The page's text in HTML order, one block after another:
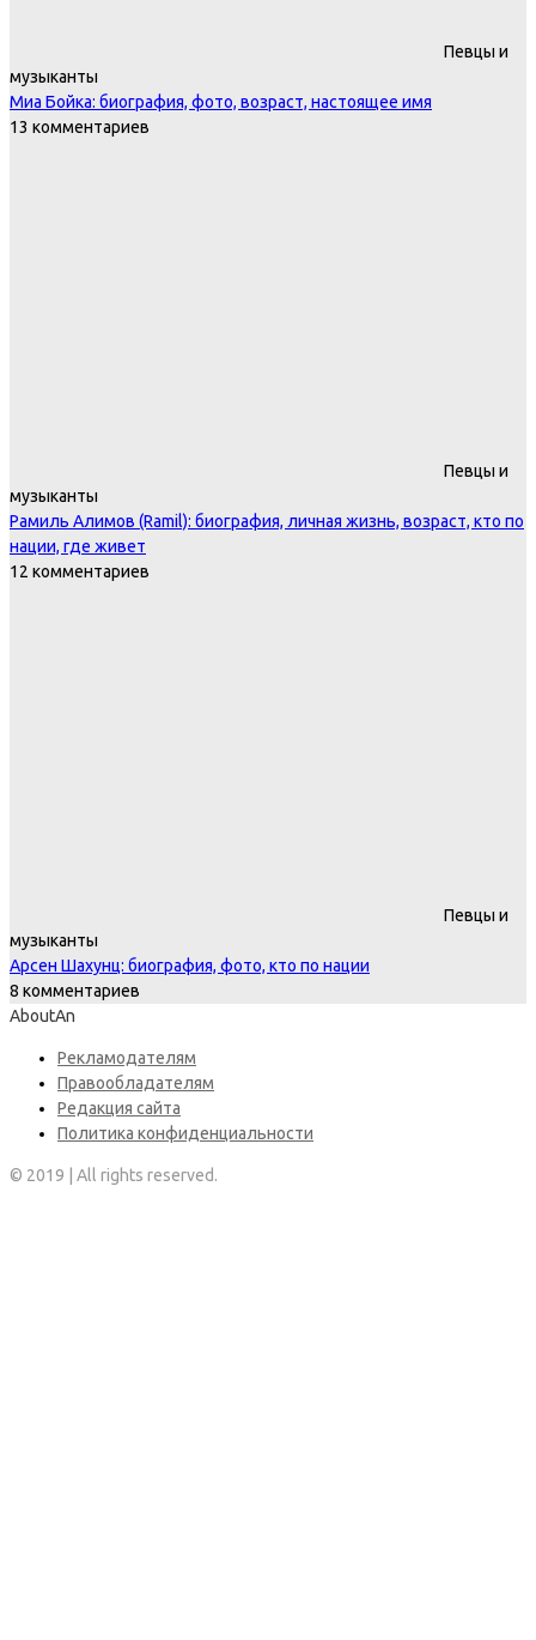
Певцы и
музыканты
Миа Бойка: биография, фото, возраст, настоящее имя
13 комментариев
Певцы и
музыканты
Рамиль Алимов (Ramil): биография, личная жизнь, возраст, кто по
нации, где живет
12 комментариев
Певцы и
музыканты
Арсен Шахунц: биография, фото, кто по нации
8 комментариев
AboutAn
Рекламодателям
Правообладателям
Редакция сайта
Политика конфиденциальности
© 2019 | All rights reserved.